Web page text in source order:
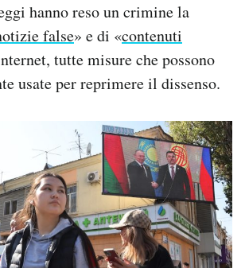
hanno reso un crimine la
false» e di «contenuti
tutte misure che possono
usate per reprimere il dissenso.